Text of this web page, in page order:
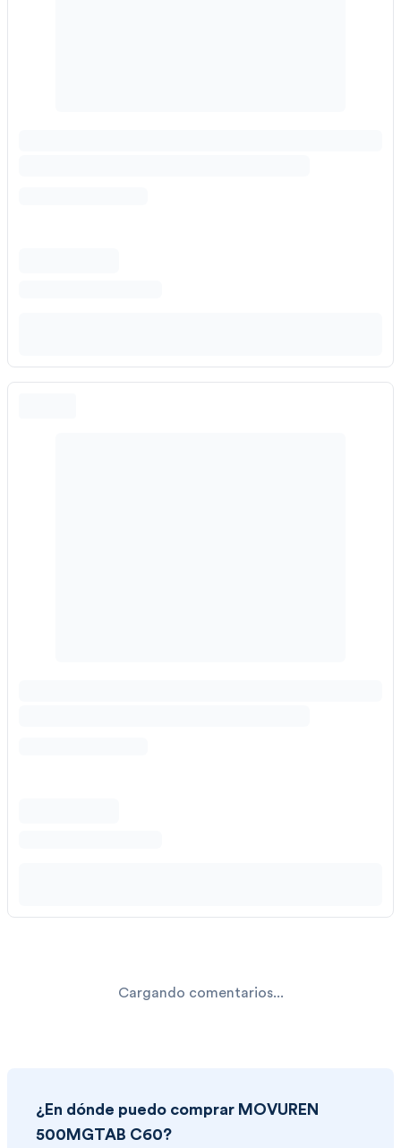
Cargando comentarios...
¿En dónde puedo comprar MOVUREN
500MGTAB C60?